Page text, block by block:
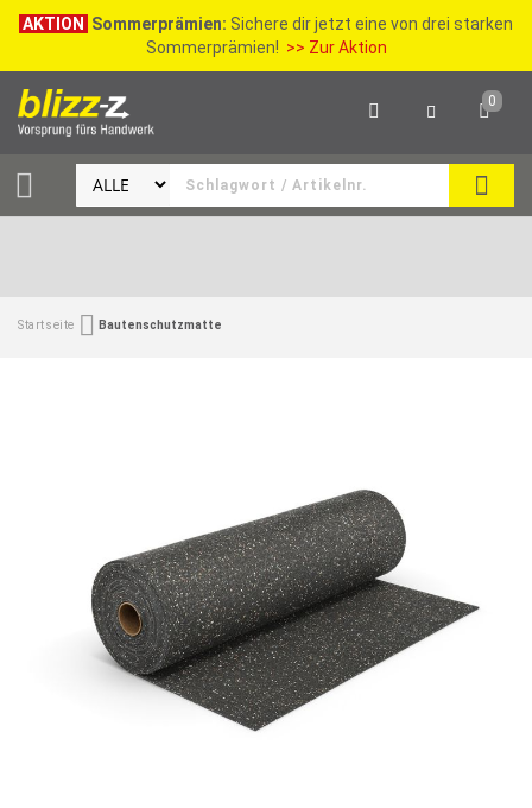
AKTION Sommerprämien: Sichere dir jetzt eine von drei starken
Sommerprämien! >> Zur Aktion
0
Startseite Bautenschutzmatte